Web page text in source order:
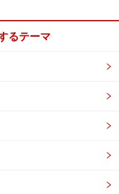
リ辛トマトスープに、
入ったもの。アボカド
、チレ（とうがらし）
の内容をご確認くださ
るテーマ